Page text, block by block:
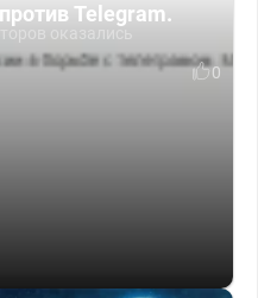
Telegram.
оказались
0